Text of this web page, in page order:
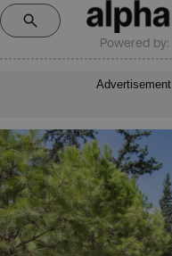
Powered by:
Advertisement